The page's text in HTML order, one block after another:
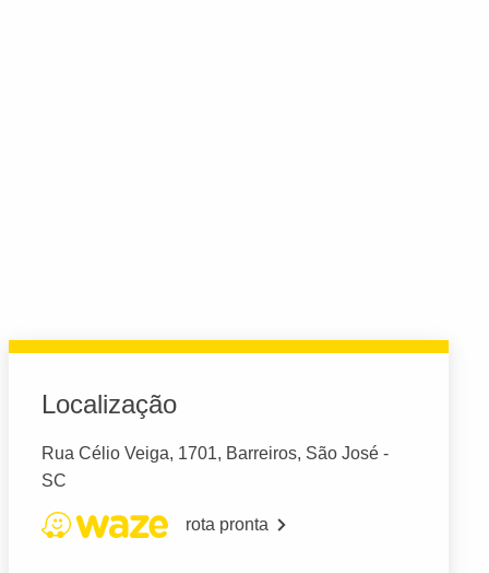
Localização
Rua Célio Veiga, 1701, Barreiros, São José -
SC
rota pronta